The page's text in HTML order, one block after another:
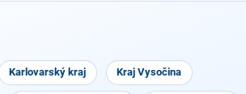
Karlovarský kraj Kraj Vysočina